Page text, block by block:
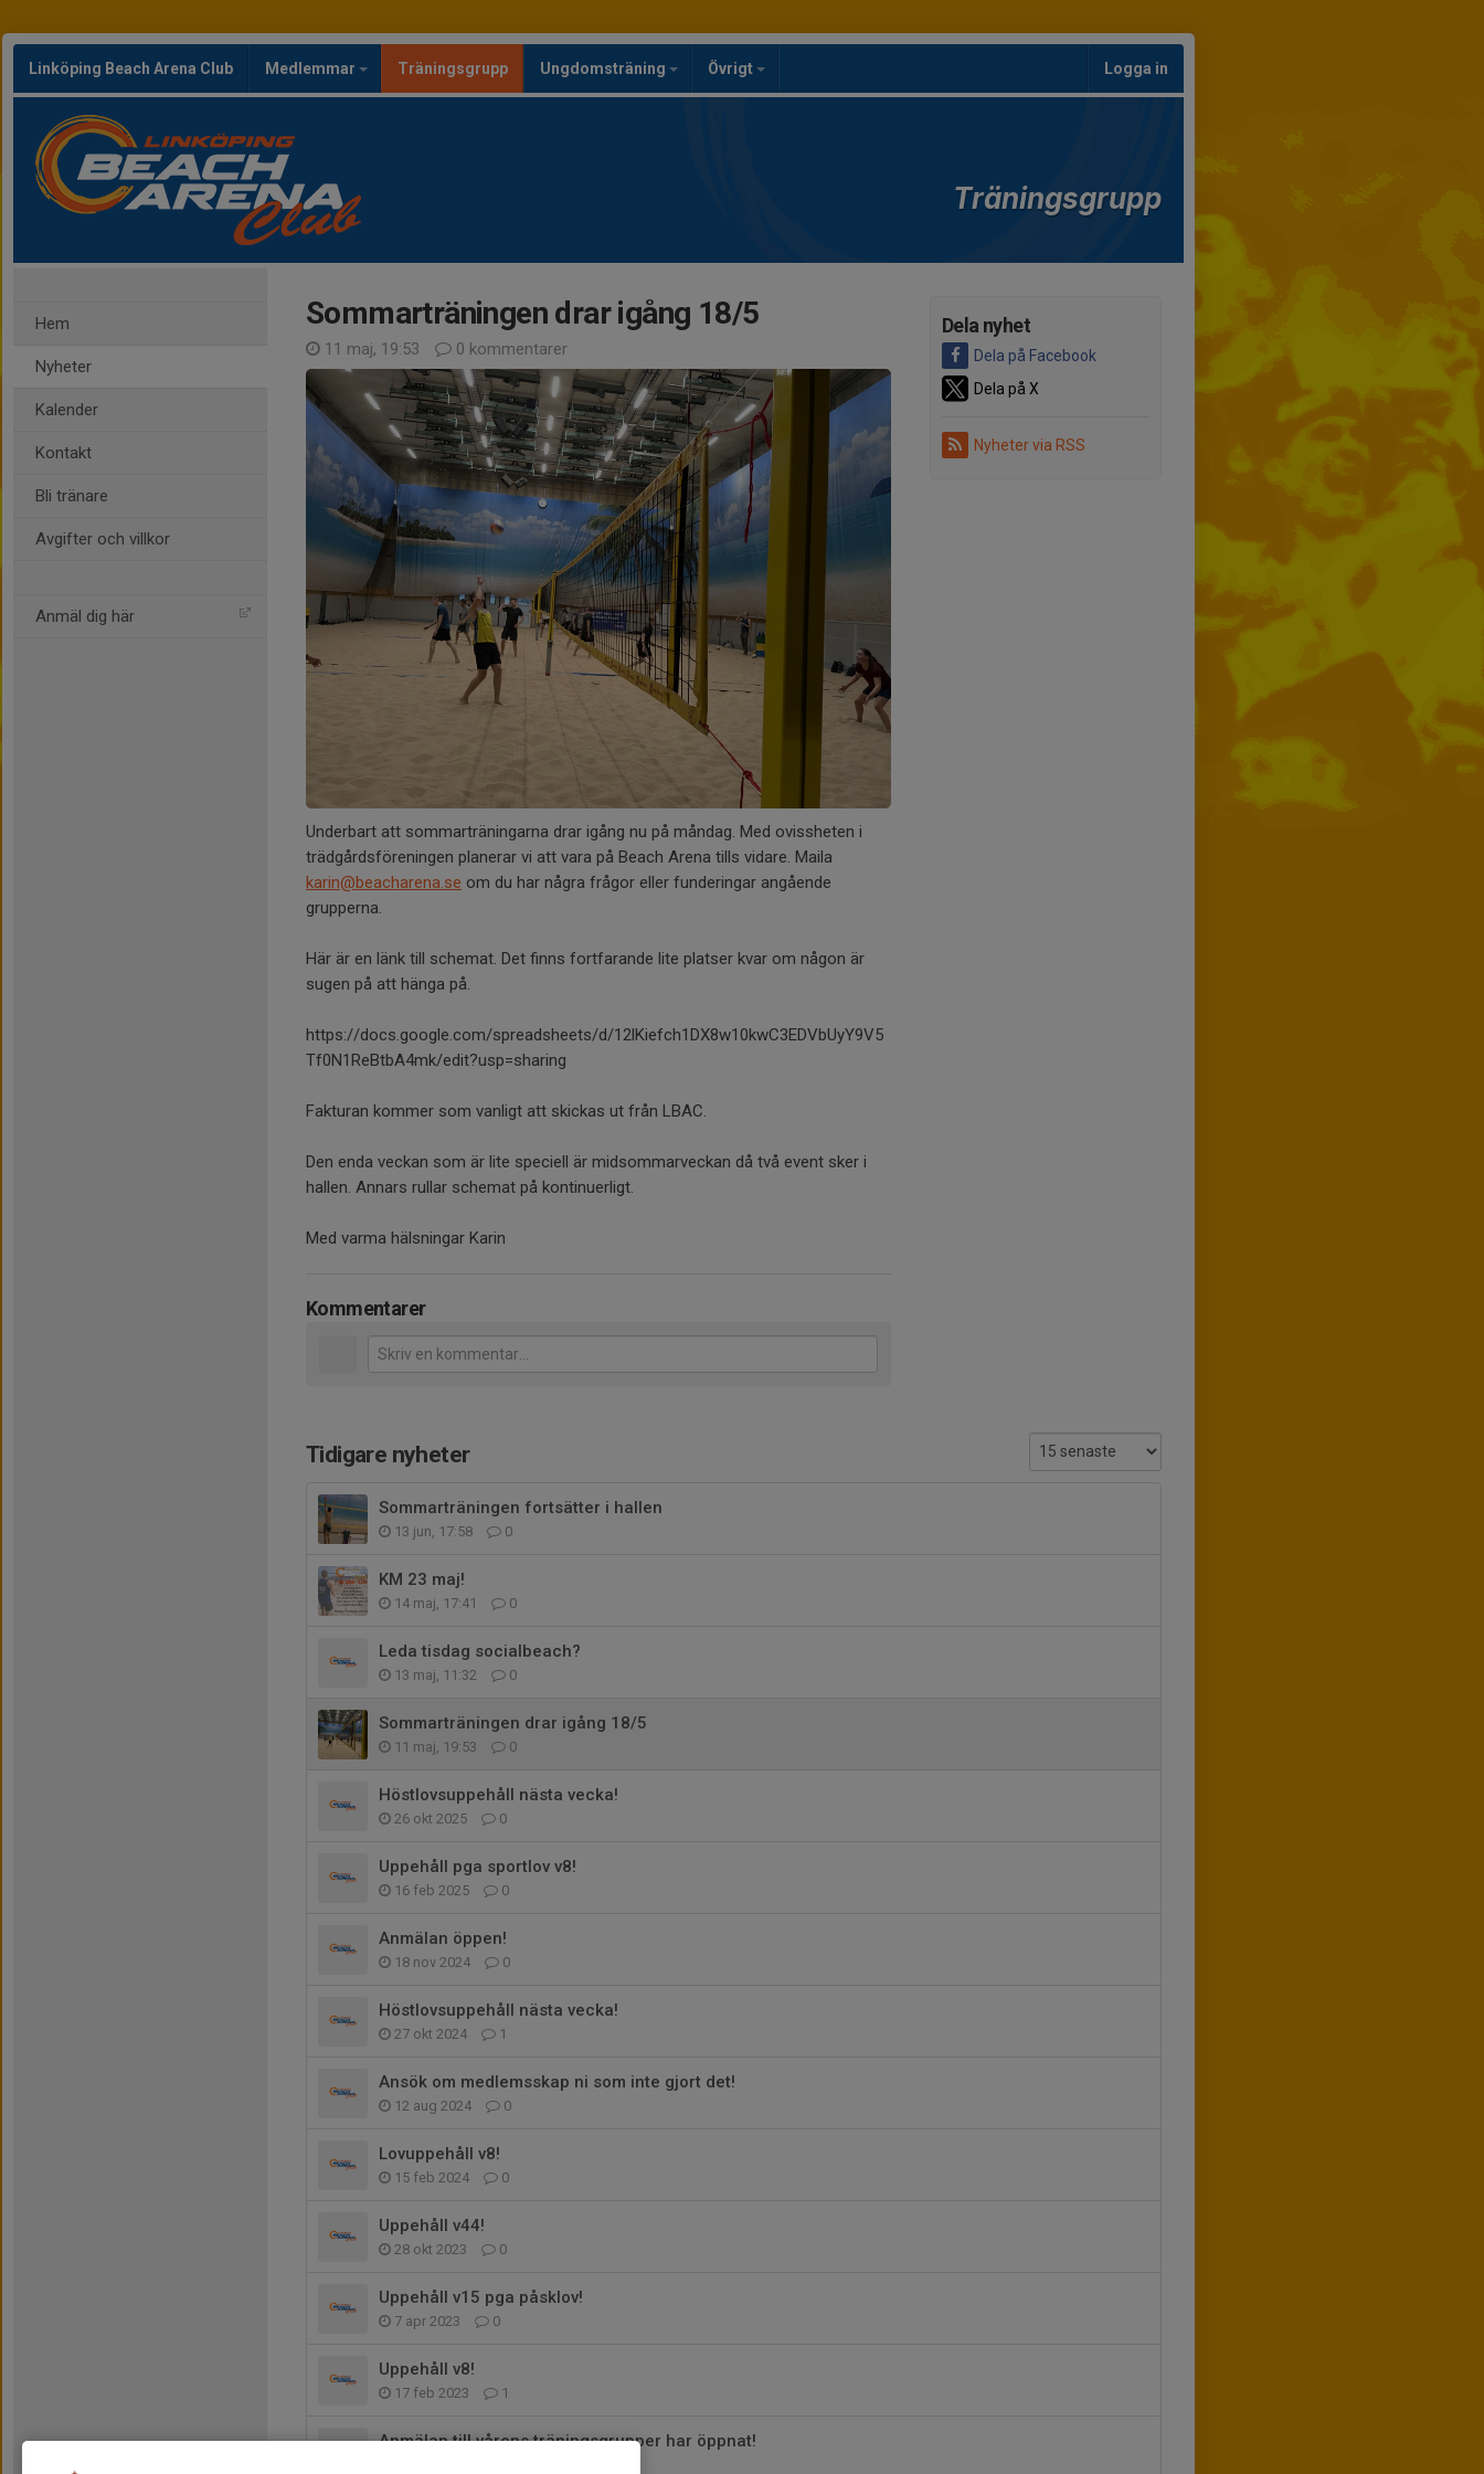
Linköping Beach Arena Club Medlemmar Träningsgrupp Ungdomsträning Övrigt Logga in
Träningsgrupp
Hem
Nyheter
Kalender
Kontakt
Bli tränare
Avgifter och villkor
Anmäl dig här
Dela nyhet
Dela på Facebook
Dela på X
Nyheter via RSS
Sommarträningen drar igång 18/5
11 maj, 19:53 0 kommentarer
Underbart att sommarträningarna drar igång nu på måndag. Med ovissheten i
trädgårdsföreningen planerar vi att vara på Beach Arena tills vidare. Maila
karin@beacharena.se om du har några frågor eller funderingar angående
grupperna.
Här är en länk till schemat. Det finns fortfarande lite platser kvar om någon är
sugen på att hänga på.
https://docs.google.com/spreadsheets/d/12lKiefch1DX8w10kwC3EDVbUyY9V5
Tf0N1ReBtbA4mk/edit?usp=sharing
Fakturan kommer som vanligt att skickas ut från LBAC.
Den enda veckan som är lite speciell är midsommarveckan då två event sker i
hallen. Annars rullar schemat på kontinuerligt.
Med varma hälsningar Karin
Kommentarer
Tidigare nyheter
Sommarträningen fortsätter i hallen
13 jun, 17:58 0
KM 23 maj!
14 maj, 17:41 0
Leda tisdag socialbeach?
13 maj, 11:32 0
Sommarträningen drar igång 18/5
11 maj, 19:53 0
Höstlovsuppehåll nästa vecka!
26 okt 2025 0
Uppehåll pga sportlov v8!
16 feb 2025 0
Anmälan öppen!
18 nov 2024 0
Höstlovsuppehåll nästa vecka!
27 okt 2024 1
Ansök om medlemsskap ni som inte gjort det!
12 aug 2024 0
Lovuppehåll v8!
15 feb 2024 0
Uppehåll v44!
28 okt 2023 0
Uppehåll v15 pga påsklov!
7 apr 2023 0
Uppehåll v8!
17 feb 2023 1
Anmälan till vårens träningsgrupper har öppnat!